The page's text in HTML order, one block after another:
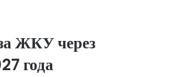
ЖКУ через
года